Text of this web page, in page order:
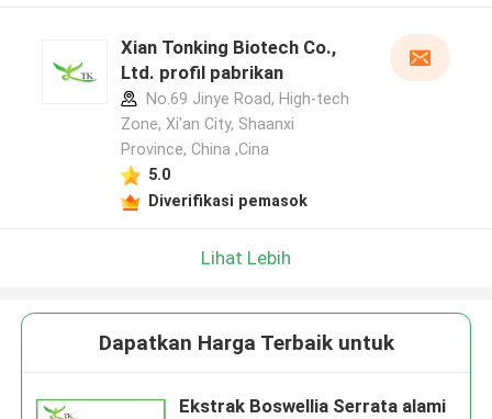
Xian Tonking Biotech Co.,
Ltd. profil pabrikan
No.69 Jinye Road, High-tech
Zone, Xi'an City, Shaanxi
Province, China ,Cina
5.0
Diverifikasi pemasok
Lihat Lebih
Dapatkan Harga Terbaik untuk
Ekstrak Boswellia Serrata alami